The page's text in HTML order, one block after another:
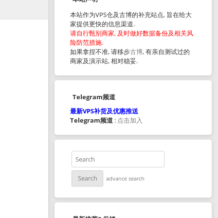
本站作为VPS仓及古博的补充站点, 旨在给大
家提供更快的信息渠道.
请自行甄别商家, 及时做好数据备份及相关风
险防范措施.
如果拿捏不准, 请移步古博, 有亲自测试过的
商家及演示站, 相对稳妥.
Telegram频道
最新VPS补货及优惠推送
Telegram频道 : 点击加入
advance search